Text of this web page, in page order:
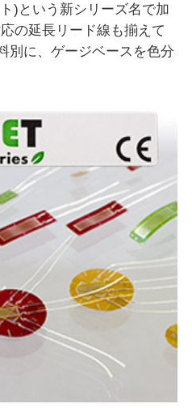
)という新シリーズ名で加
の延長リード線も揃えて
別に、ゲージベースを色分